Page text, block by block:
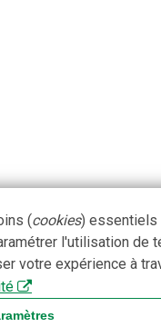
(cookies) essentiels
l'utilisation de
votre expérience à